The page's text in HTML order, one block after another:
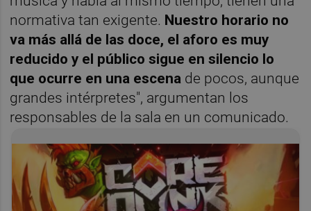
normativa tan exigente. Nuestro horario no
va más allá de las doce, el aforo es muy
reducido y el público sigue en silencio lo
que ocurre en una escena de pocos, aunque
grandes intérpretes", argumentan los
responsables de la sala en un comunicado.